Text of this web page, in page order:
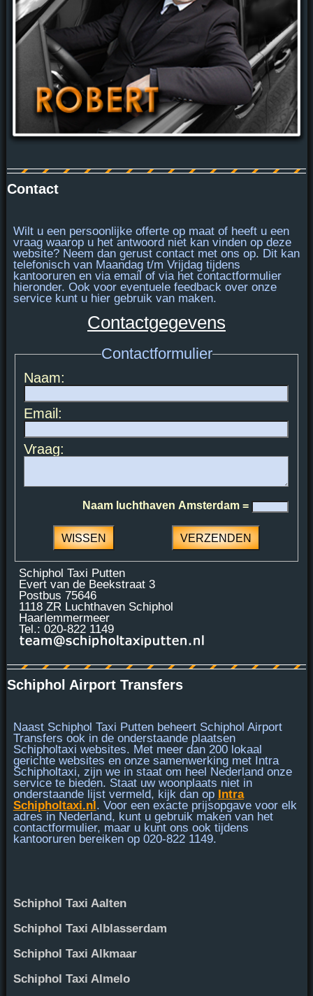
Contact
Wilt u een persoonlijke offerte op maat of heeft u een
vraag waarop u het antwoord niet kan vinden op deze
website? Neem dan gerust contact met ons op. Dit kan
telefonisch van Maandag t/m Vrijdag tijdens
kantoorurenen via email of via het contactformulier
hieronder. Ook voor eventuele feedback over onze
service kunt u hier gebruik van maken.
Contactgegevens
Contactformulier
Naam:
Email:
Vraag:
Naam luchthaven Amsterdam =
Schiphol Taxi Putten
Evert van de Beekstraat 3
Postbus 75646
1118 ZR Luchthaven Schiphol
Haarlemmermeer
Tel.: 020-822 1149
Schiphol Airport Transfers
Naast Schiphol Taxi Putten beheert Schiphol Airport
Transfers ook in de onderstaande plaatsen
Schipholtaxi websites. Met meer dan 200 lokaal
gerichte websites en onze samenwerking met Intra
Schipholtaxi, zijn we in staat om heel Nederland onze
service te bieden. Staat uw woonplaats niet in
onderstaande lijst vermeld, kijk dan op Intra
Schipholtaxi.nl. Voor een exacte prijsopgave voor elk
adres in Nederland, kunt u gebruik maken van het
contactformulier, maar u kunt ons ook tijdens
kantooruren bereiken op 020-822 1149.
Schiphol Taxi Aalten
Schiphol Taxi Alblasserdam
Schiphol Taxi Alkmaar
Schiphol Taxi Almelo